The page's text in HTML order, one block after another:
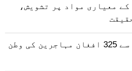
معیاری مواد پر تشویش،
پاکستان کی جیلوں سے 325 افغان مہاجرین کی وطن